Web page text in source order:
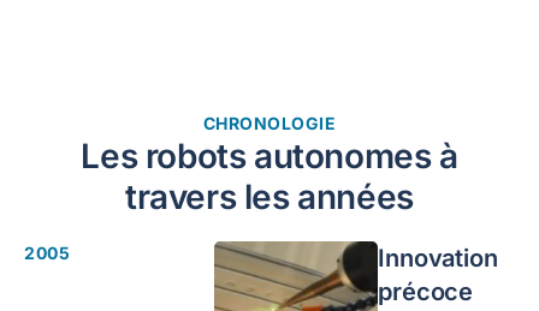
CHRONOLOGIE
Les robots autonomes à
travers les années
2005
Innovation
précoce